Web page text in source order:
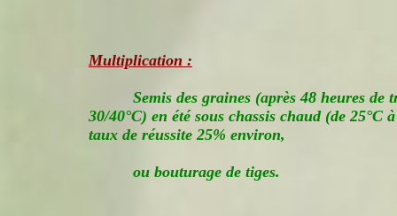
Multiplication :
Semis des graines (après 48 heures de
30/40°C) en été sous chassis chaud (de 25°C
taux de réussite 25% environ,
ou bouturage de tiges.